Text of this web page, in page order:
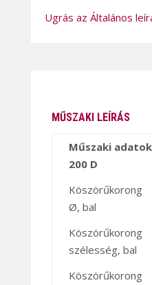
Ugrás az Általános
MŰSZAKI LEÍRÁS
Műszaki adatok
200 D
Köszörűkorong
Ø, bal
Köszörűkorong
szélesség, bal
Köszörűkorong